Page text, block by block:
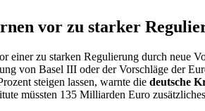
vor zu starker
einer zu starken Regulierung durch neue
von Basel III oder der Vorschläge der
steigen lassen, warnte die deutsche
müssten 135 Milliarden Euro